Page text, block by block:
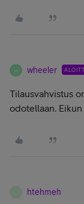
W wheeler
Tilausvahvistus
odotellaan.
htehmeh